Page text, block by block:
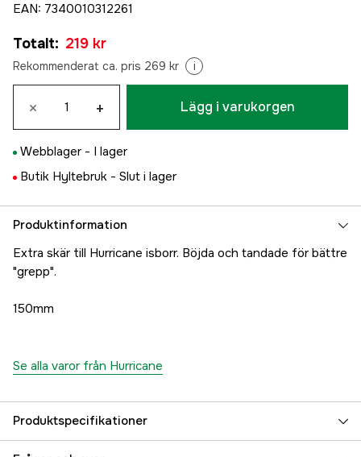
EAN: 7340010312261
Totalt: 219 kr
Rekommenderat ca. pris 269 kr i
× + Lägg i varukorgen
Webblager - I lager
Butik Hyltebruk - Slut i lager
Produktinformation
Extra skär till Hurricane isborr. Böjda och tandade för bättre
"grepp".
150mm
Se alla varor från Hurricane
Produktspecifikationer